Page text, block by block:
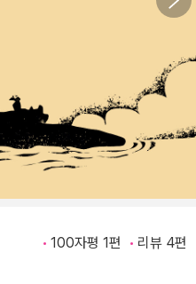
100자평 1편 리뷰 4편